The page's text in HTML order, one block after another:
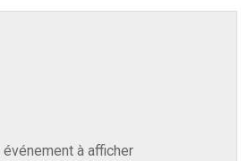
événement à afficher